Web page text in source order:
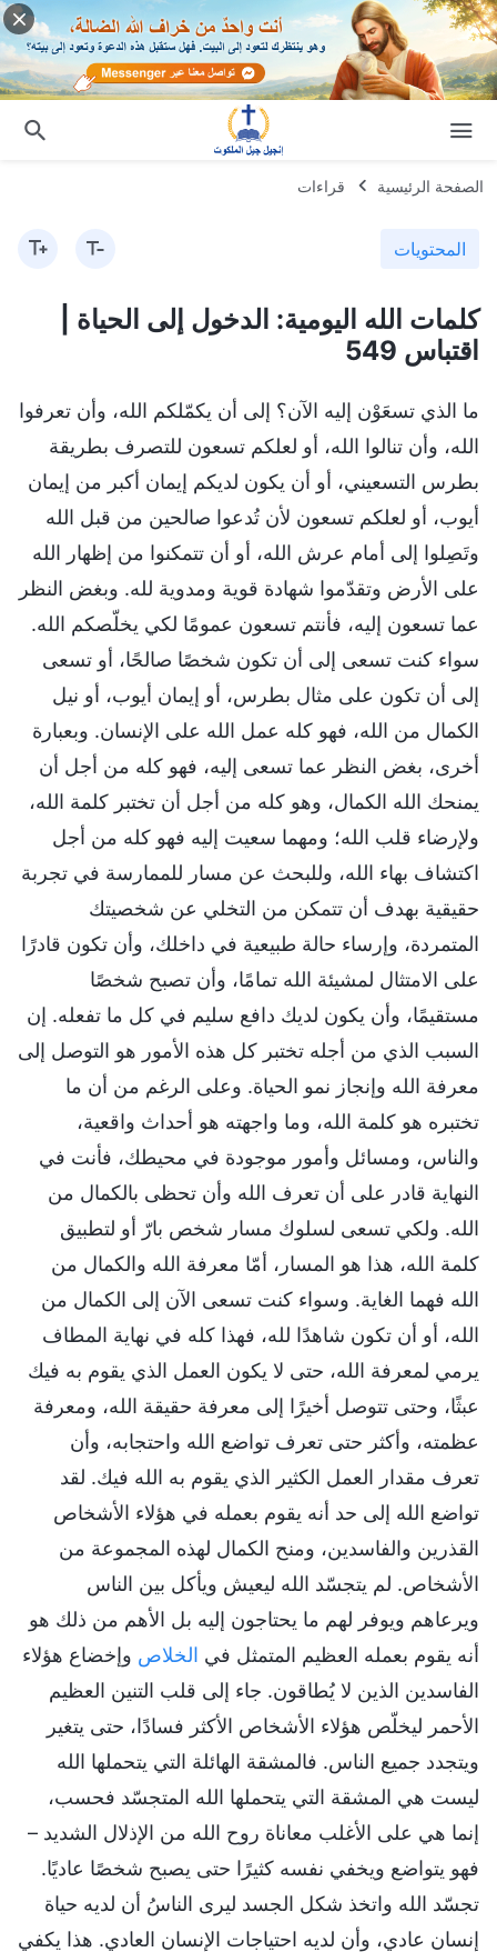
الصفحة الرئيسية قراءات
المحتويات
كلمات الله اليومية: الدخول إلى الحياة |
اقتباس 549
ما الذي تسعَوْن إليه الآن؟ إلى أن يكمّلكم الله، وأن تعرفوا
الله، وأن تنالوا الله، أو لعلكم تسعون للتصرف بطريقة
بطرس التسعيني، أو أن يكون لديكم إيمان أكبر من إيمان
أيوب، أو لعلكم تسعون لأن تُدعوا صالحين من قبل الله
وتَصِلوا إلى أمام عرش الله، أو أن تتمكنوا من إظهار الله
على الأرض وتقدّموا شهادة قوية ومدوية لله. وبغض النظر
عما تسعون إليه، فأنتم تسعون عمومًا لكي يخلّصكم الله.
سواء كنت تسعى إلى أن تكون شخصًا صالحًا، أو تسعى
إلى أن تكون على مثال بطرس، أو إيمان أيوب، أو نيل
الكمال من الله، فهو كله عمل الله على الإنسان. وبعبارة
أخرى، بغض النظر عما تسعى إليه، فهو كله من أجل أن
يمنحك الله الكمال، وهو كله من أجل أن تختبر كلمة الله،
ولإرضاء قلب الله؛ ومهما سعيت إليه فهو كله من أجل
اكتشاف بهاء الله، وللبحث عن مسار للممارسة في تجربة
حقيقية بهدف أن تتمكن من التخلي عن شخصيتك
المتمردة، وإرساء حالة طبيعية في داخلك، وأن تكون قادرًا
على الامتثال لمشيئة الله تمامًا، وأن تصبح شخصًا
مستقيمًا، وأن يكون لديك دافع سليم في كل ما تفعله. إن
السبب الذي من أجله تختبر كل هذه الأمور هو التوصل إلى
معرفة الله وإنجاز نمو الحياة. وعلى الرغم من أن ما
تختبره هو كلمة الله، وما واجهته هو أحداث واقعية،
والناس، ومسائل وأمور موجودة في محيطك، فأنت في
النهاية قادر على أن تعرف الله وأن تحظى بالكمال من
الله. ولكي تسعى لسلوك مسار شخص بارّ أو لتطبيق
كلمة الله، هذا هو المسار، أمّا معرفة الله والكمال من
الله فهما الغاية. وسواء كنت تسعى الآن إلى الكمال من
الله، أو أن تكون شاهدًا لله، فهذا كله في نهاية المطاف
يرمي لمعرفة الله، حتى لا يكون العمل الذي يقوم به فيك
عبثًا، وحتى تتوصل أخيرًا إلى معرفة حقيقة الله، ومعرفة
عظمته، وأكثر حتى تعرف تواضع الله واحتجابه، وأن
تعرف مقدار العمل الكثير الذي يقوم به الله فيك. لقد
تواضع الله إلى حد أنه يقوم بعمله في هؤلاء الأشخاص
القذرين والفاسدين، ومنح الكمال لهذه المجموعة من
الأشخاص. لم يتجسّد الله ليعيش ويأكل بين الناس
ويرعاهم ويوفر لهم ما يحتاجون إليه بل الأهم من ذلك هو
أنه يقوم بعمله العظيم المتمثل في الخلاص وإخضاع هؤلاء
الفاسدين الذين لا يُطاقون. جاء إلى قلب التنين العظيم
الأحمر ليخلّص هؤلاء الأشخاص الأكثر فسادًا، حتى يتغير
ويتجدد جميع الناس. فالمشقة الهائلة التي يتحملها الله
ليست هي المشقة التي يتحملها الله المتجسّد فحسب،
إنما هي على الأغلب معاناة روح الله من الإذلال الشديد –
فهو يتواضع ويخفي نفسه كثيرًا حتى يصبح شخصًا عاديًا.
تجسّد الله واتخذ شكل الجسد ليرى الناسُ أن لديه حياة
إنسان عادي، وأن لديه احتياجات الإنسان العادي. هذا يكفي